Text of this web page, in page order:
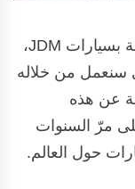
في حال لم يكن لديك أيّ فكرة أو معرفة بسيارات JDM،
سنعمل من خلاله
عن هذه
مرّ السنوات
حول العالم.